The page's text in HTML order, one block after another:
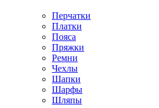
Перчатки
Платки
Пояса
Пряжки
Ремни
Чехлы
Шапки
Шарфы
Шляпы